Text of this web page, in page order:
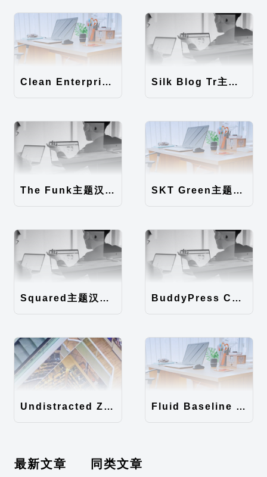
Clean Enterprise主题汉化包 Silk Blog Tr主题汉化包
The Funk主题汉化包 SKT Green主题汉化包
Squared主题汉化包 BuddyPress Colours主题汉化包
Undistracted Zen主题汉化包 Fluid Baseline Grid主题汉化包
最新文章 同类文章